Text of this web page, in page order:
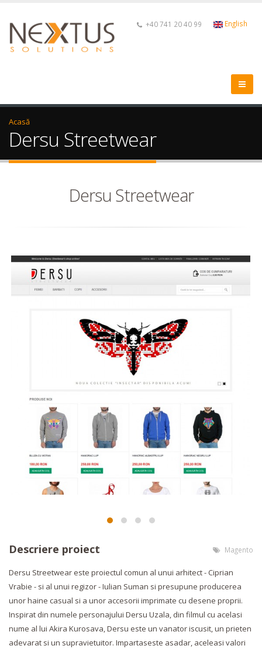
English
+40 741 20 40 99
Acasă
Dersu Streetwear
Dersu Streetwear
Magento
Descriere proiect
Dersu Streetwear este proiectul comun al unui arhitect - Ciprian
Vrabie - si al unui regizor - Iulian Suman si presupune producerea
unor haine casual si a unor accesorii imprimate cu desene proprii.
Inspirat din numele personajului Dersu Uzala, din filmul cu acelasi
nume al lui Akira Kurosava, Dersu este un vanator iscusit, un prieten
adevarat si un supravietuitor. Impartaseste asadar, aceleasi valori